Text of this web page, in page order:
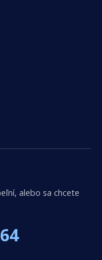
alebo sa chcete